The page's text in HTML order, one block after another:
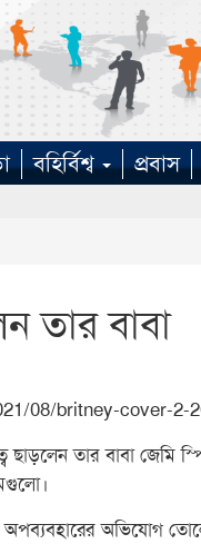
বহির্বিশ্ব প্রবাস
তার বাবা
ছাড়লেন তার বাবা জেমি
অপব্যবহারের অভিযোগ